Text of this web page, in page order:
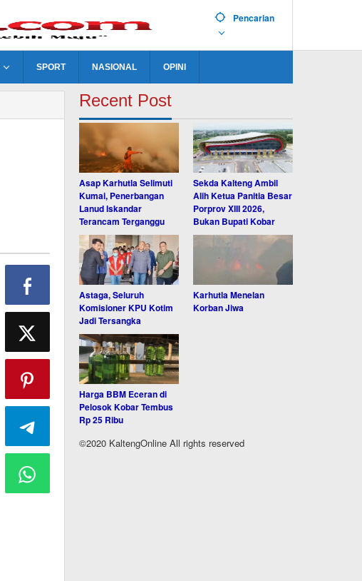
Pencarian
SPORT NASIONAL OPINI
Recent Post
Asap Karhutla Selimuti
Kumai, Penerbangan
Lanud Iskandar
Terancam Terganggu
Sekda Kalteng Ambil
Alih Ketua Panitia Besar
Porprov XIII 2026,
Bukan Bupati Kobar
Astaga, Seluruh
Komisioner KPU Kotim
Jadi Tersangka
Karhutla Menelan
Korban Jiwa
Harga BBM Eceran di
Pelosok Kobar Tembus
Rp 25 Ribu
©2020 KaltengOnline All rights reserved